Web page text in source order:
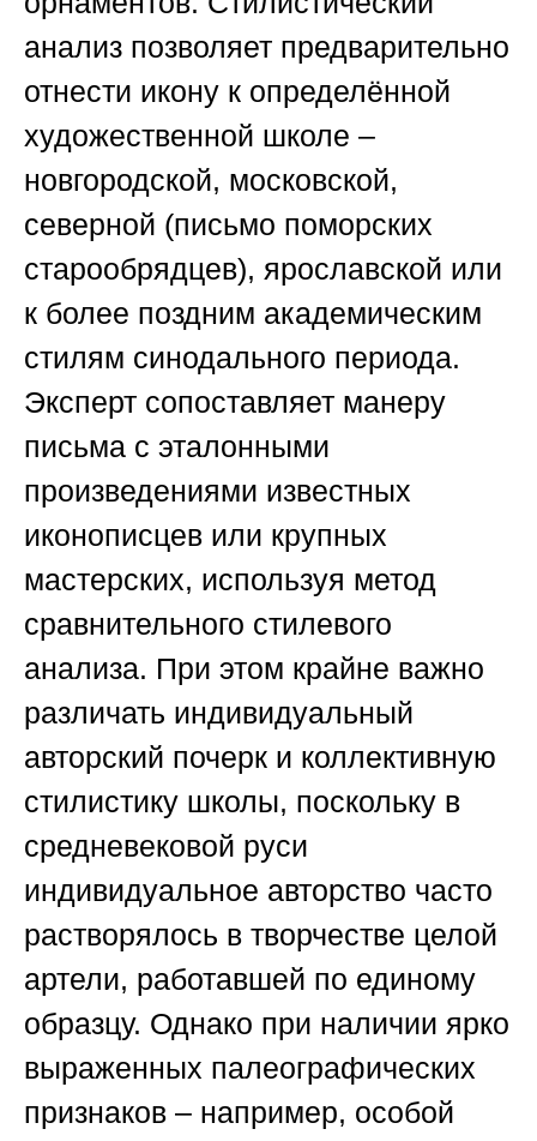
анализ позволяет предварительно
отнести икону к определённой
художественной школе –
новгородской, московской,
северной (письмо поморских
старообрядцев), ярославской или
к более поздним академическим
стилям синодального периода.
Эксперт сопоставляет манеру
письма с эталонными
произведениями известных
иконописцев или крупных
мастерских, используя метод
сравнительного стилевого
анализа. При этом крайне важно
различать индивидуальный
авторский почерк и коллективную
стилистику школы, поскольку в
средневековой руси
индивидуальное авторство часто
растворялось в творчестве целой
артели, работавшей по единому
образцу. Однако при наличии ярко
выраженных палеографических
признаков – например, особой